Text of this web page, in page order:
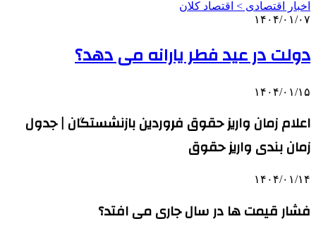
اخبار اقتصادی > اقتصاد كلان
۱۴۰۴/۰۱/۰۷
دولت در عید فطر یارانه می دهد؟
۱۴۰۴/۰۱/۱۵
اعلام زمان واریز حقوق فروردین بازنشستگان | جدول
زمان بندی واریز حقوق
۱۴۰۴/۰۱/۱۴
فشار قیمت‌ ها در سال جاری می افتد؟